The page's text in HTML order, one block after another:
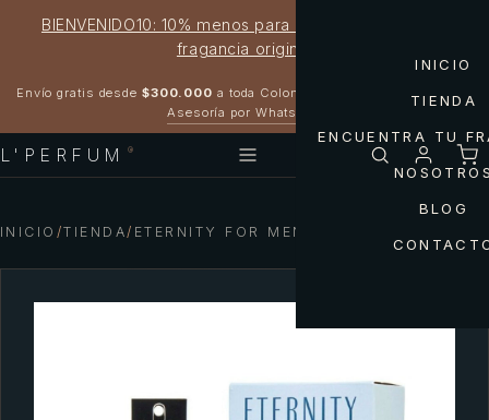
BIENVENIDO10: 10% menos para estrenar tu próxima
fragancia original
Envío gratis desde $300.000 a toda Colombia
Asesoría por WhatsApp
L'PERFUM ®
INICIO
TIENDA
ENCUENTRA TU
BLOG
INICIO /TIENDA/ ETERNITY FOR MEN AQUA